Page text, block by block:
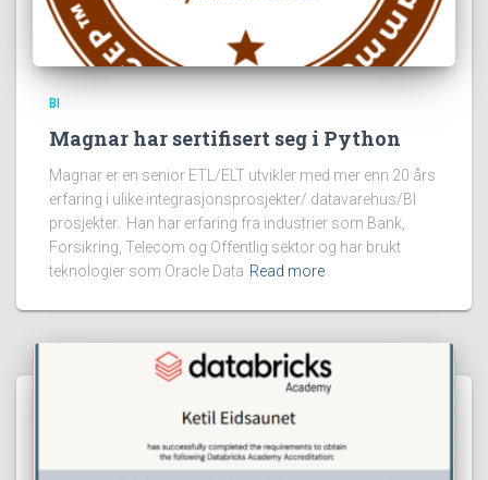
BI
Magnar har sertifisert seg i Python
Magnar er en senior ETL/ELT utvikler med mer enn 20 års
erfaring i ulike integrasjonsprosjekter/ datavarehus/BI
prosjekter. Han har erfaring fra industrier som Bank,
Forsikring, Telecom og Offentlig sektor og har brukt
teknologier som Oracle Data Read more